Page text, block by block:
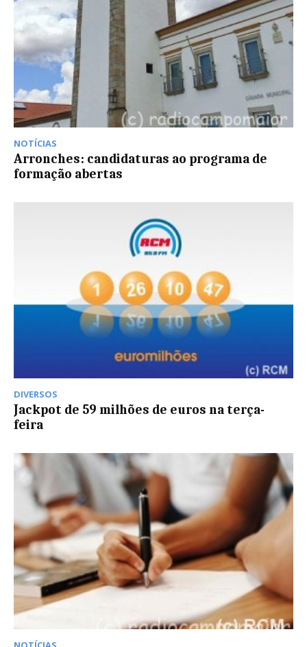
NOTÍCIAS
Arronches: candidaturas ao programa de
formação abertas
DIVERSOS
Jackpot de 59 milhões de euros na terça-
feira